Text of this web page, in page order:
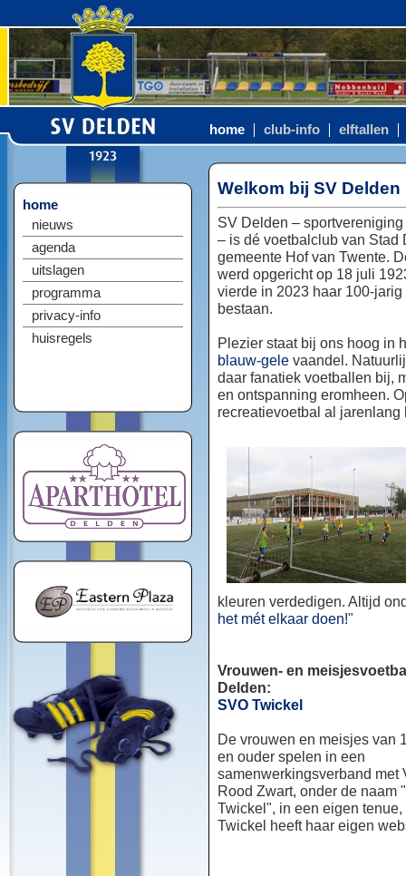
home club-info elftallen
home
nieuws
agenda
uitslagen
programma
privacy-info
huisregels
Welkom bij SV Delden
SV Delden –
– is dé voetbalclub van Stad
gemeente Hof van Twente.
werd opgericht op 18 juli
vierde in 2023 haar 100-jarig
bestaan.
Plezier staat bij ons hoog in
blauw-gele vaandel.
daar fanatiek voetballen bij,
en ontspanning eromheen.
recreatievoetbal al jarenlang
kleuren verdedigen. Altijd
het mét elkaar doen!"
Vrouwen- en
Delden:
SVO Twickel
De vrouwen en meisjes van
en ouder spelen in een
samenwerkingsverband met
Rood Zwart, onder de naam
Twickel", in een eigen
Twickel heeft haar eigen